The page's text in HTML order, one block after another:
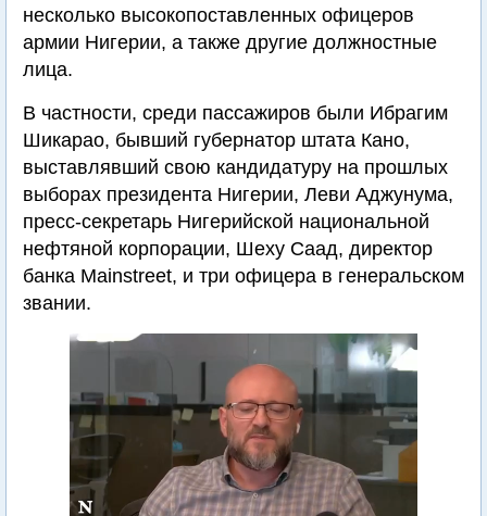
несколько высокопоставленных офицеров
армии Нигерии, а также другие должностные
лица.
В частности, среди пассажиров были Ибрагим
Шикарао, бывший губернатор штата Кано,
выставлявший свою кандидатуру на прошлых
выборах президента Нигерии, Леви Аджунума,
пресс-секретарь Нигерийской национальной
нефтяной корпорации, Шеху Саад, директор
банка Mainstreet, и три офицера в генеральском
звании.